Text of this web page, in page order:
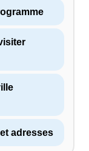
adresses